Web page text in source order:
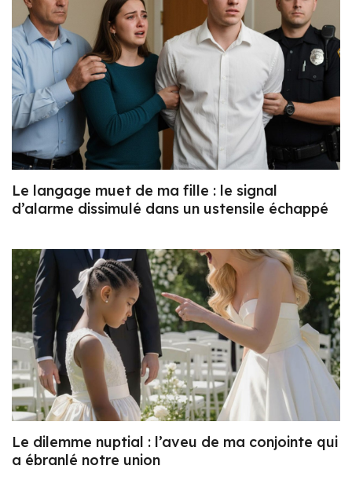
Le langage muet de ma fille : le signal
d’alarme dissimulé dans un ustensile échappé
Le dilemme nuptial : l’aveu de ma conjointe qui
a ébranlé notre union